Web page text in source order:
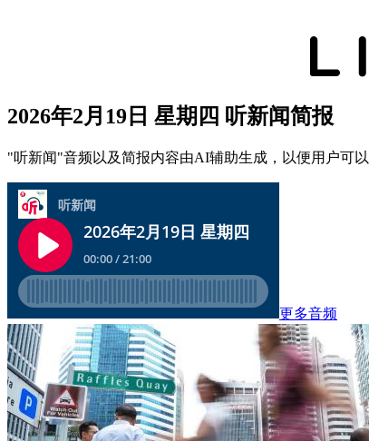
2026年2月19日 星期四 听新闻简报
"听新闻"音频以及简报内容由AI辅助生成，以便用户可以
更多音频